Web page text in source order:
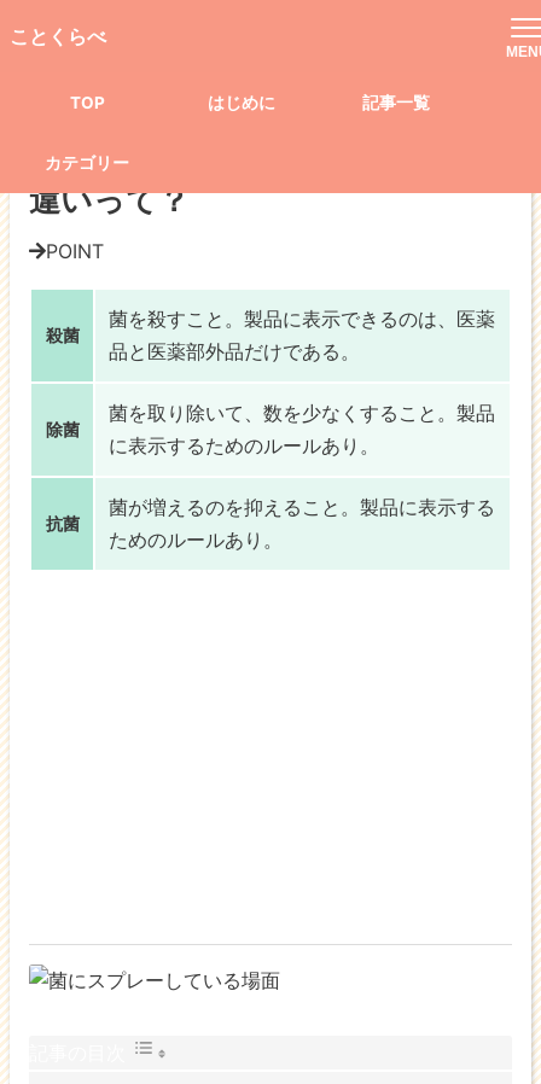
ことくらべ
TOP はじめに 記事一覧
カテゴリー
「殺菌」と「除菌」と「抗菌」の違いって？
身近な言葉の違い
「殺菌」と「除菌」と「抗菌」の
違いって？
POINT
殺菌
菌を殺すこと。製品に表示できるのは、 医薬
品と医薬部外品だけである。
除菌
菌を取り除いて、数を少なくする こと。製品
に表示するためのルールあり。
抗菌
菌が増えるのを抑える こと。製品に表示する
ためのルールあり。